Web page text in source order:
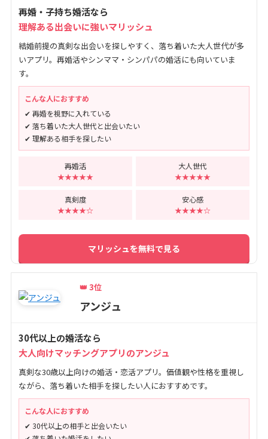
再婚・子持ち婚活なら
理解ある出会いに強いマリッシュ
結婚前提の真剣な出会いを探しやすく、落ち着いた大人世代が多
いアプリ。再婚活やシンママ・シンパパの婚活にも向いていま
す。
こんな人におすすめ
✔ 再婚を視野に入れている
✔ 落ち着いた大人世代と出会いたい
✔ 理解ある相手を探したい
再婚活
★★★★★
大人世代
★★★★★
真剣度
★★★★☆
安心感
★★★★☆
マリッシュを無料で見る
👑 3位
アンジュ
30代以上の婚活なら
大人向けマッチングアプリのアンジュ
真剣な30歳以上向けの婚活・恋活アプリ。価値観や性格を重視し
ながら、落ち着いた相手を探したい人におすすめです。
こんな人におすすめ
✔ 30代以上の相手と出会いたい